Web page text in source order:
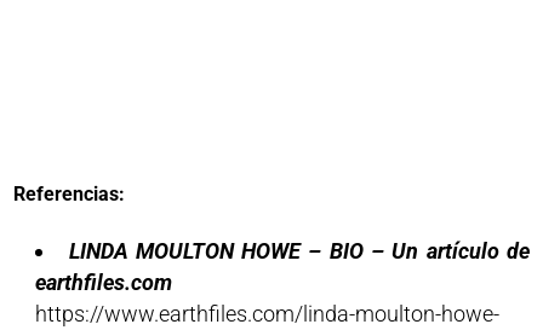
Referencias:
LINDA MOULTON HOWE – BIO – Un artículo de
earthfiles.com
https://www.earthfiles.com/linda-moulton-howe-